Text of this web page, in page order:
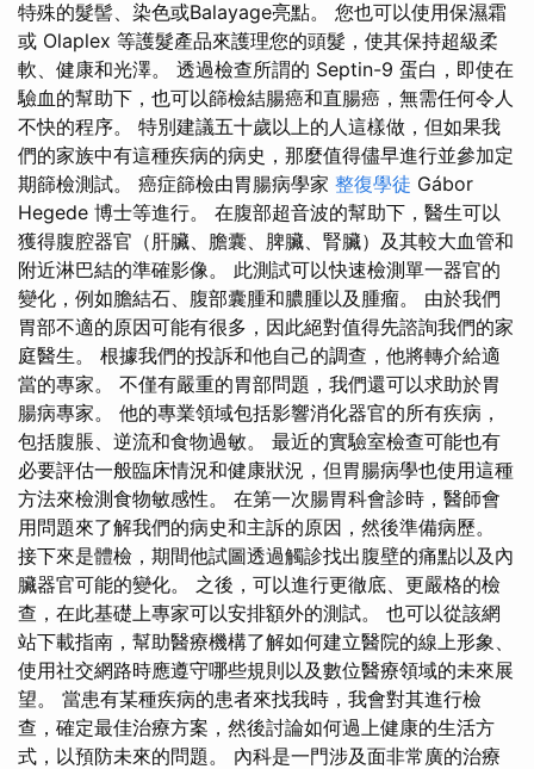
特殊的髮髻、染色或Balayage亮點。 您也可以使用保濕霜
或 Olaplex 等護髮產品來護理您的頭髮，使其保持超級柔
軟、健康和光澤。 透過檢查所謂的 Septin-9 蛋白，即使在
驗血的幫助下，也可以篩檢結腸癌和直腸癌，無需任何令人
不快的程序。 特別建議五十歲以上的人這樣做，但如果我
們的家族中有這種疾病的病史，那麼值得儘早進行並參加定
期篩檢測試。 癌症篩檢由胃腸病學家 整復學徒 Gábor
Hegede 博士等進行。 在腹部超音波的幫助下，醫生可以
獲得腹腔器官（肝臟、膽囊、脾臟、腎臟）及其較大血管和
附近淋巴結的準確影像。 此測試可以快速檢測單一器官的
變化，例如膽結石、腹部囊腫和膿腫以及腫瘤。 由於我們
胃部不適的原因可能有很多，因此絕對值得先諮詢我們的家
庭醫生。 根據我們的投訴和他自己的調查，他將轉介給適
當的專家。 不僅有嚴重的胃部問題，我們還可以求助於胃
腸病專家。 他的專業領域包括影響消化器官的所有疾病，
包括腹脹、逆流和食物過敏。 最近的實驗室檢查可能也有
必要評估一般臨床情況和健康狀況，但胃腸病學也使用這種
方法來檢測食物敏感性。 在第一次腸胃科會診時，醫師會
用問題來了解我們的病史和主訴的原因，然後準備病歷。
接下來是體檢，期間他試圖透過觸診找出腹壁的痛點以及內
臟器官可能的變化。 之後，可以進行更徹底、更嚴格的檢
查，在此基礎上專家可以安排額外的測試。 也可以從該網
站下載指南，幫助醫療機構了解如何建立醫院的線上形象、
使用社交網路時應遵守哪些規則以及數位醫療領域的未來展
望。 當患有某種疾病的患者來找我時，我會對其進行檢
查，確定最佳治療方案，然後討論如何過上健康的生活方
式，以預防未來的問題。 內科是一門涉及面非常廣的治療